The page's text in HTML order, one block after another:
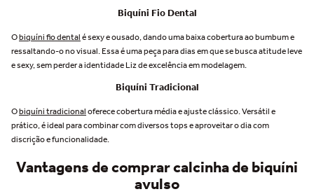
Biquíni Fio Dental
Obiquíni fio dental é sexy e ousado, dando uma baixa cobertura ao bumbum e
ressaltando-o no visual. Essa é uma peça para dias em que se busca atitude leve
e sexy, sem perder a identidade Liz de excelência em modelagem.
Biquíni Tradicional
Obiquíni tradicional oferece cobertura média e ajuste clássico. Versátil e
prático, é ideal para combinar com diversos tops e aproveitar o dia com
discrição e funcionalidade.
Vantagens de comprar calcinha de biquíni
avulso